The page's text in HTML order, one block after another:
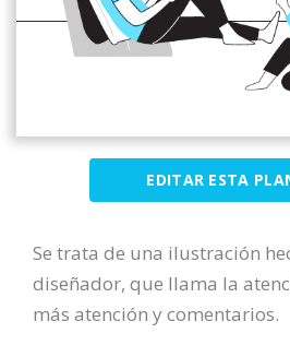
EDITAR ESTA
Se trata de una ilustración
diseñador, que llama la
más atención y comentarios.